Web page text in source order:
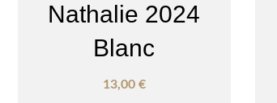
Nathalie 2024
Blanc
13,00 €